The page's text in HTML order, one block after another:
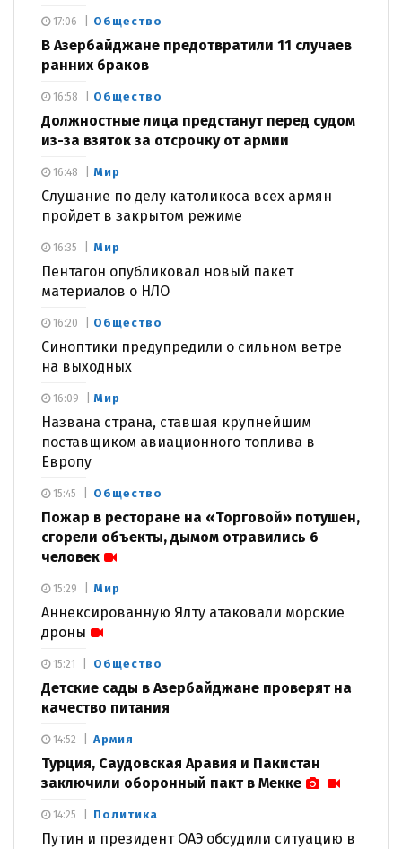
Общество
В Азербайджане предотвратили 11 случаев
ранних браков
17:06
Общество
Должностные лица предстанут перед судом
из-за взяток за отсрочку от армии
16:58
Мир
Слушание по делу католикоса всех армян
пройдет в закрытом режиме
16:48
Мир
Пентагон опубликовал новый пакет
материалов о НЛО
16:35
Общество
Синоптики предупредили о сильном ветре
на выходных
16:20
Мир
Названа страна, ставшая крупнейшим
поставщиком авиационного топлива в
Европу
16:09
Общество
Пожар в ресторане на «Торговой» потушен,
сгорели объекты, дымом отравились 6
человек
15:45
Мир
Аннексированную Ялту атаковали морские
дроны
15:29
Общество
Детские сады в Азербайджане проверят на
качество питания
15:21
Армия
Турция, Саудовская Аравия и Пакистан
заключили оборонный пакт в Мекке
14:52
Политика
Путин и президент ОАЭ обсудили ситуацию в
14:25